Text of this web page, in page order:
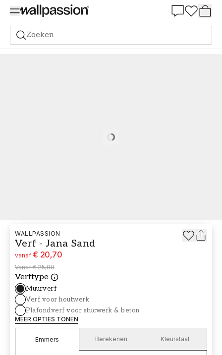
Zoeken
Verf Alle Kleuren Lichte verf Verf - Kleur W145 Jana Sand
Loading…
WALLPASSION
Verf - Jana Sand
vanaf € 20,70
Vanaf € 25,90
Verftype
Muurverf
Verf voor houtwerk
Plafondverf voor stucwerk & beton
MEER OPTIES TONEN
Emmers Berekenen Kleurstaal